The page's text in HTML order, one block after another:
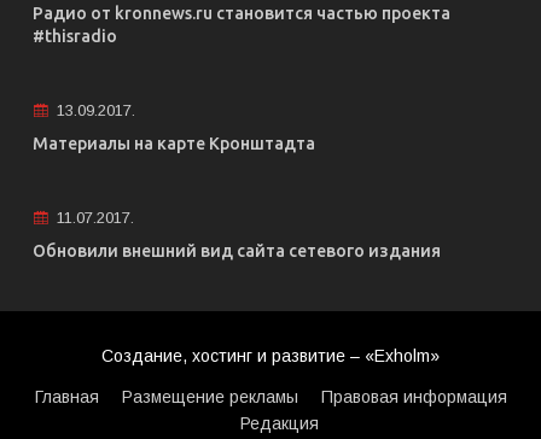
Радио от kronnews.ru становится частью проекта
#thisradio
13.09.2017.
Материалы на карте Кронштадта
11.07.2017.
Обновили внешний вид сайта сетевого издания
Создание, хостинг и развитие – «Exholm»
Главная Размещение рекламы
Правовая информация
Редакция